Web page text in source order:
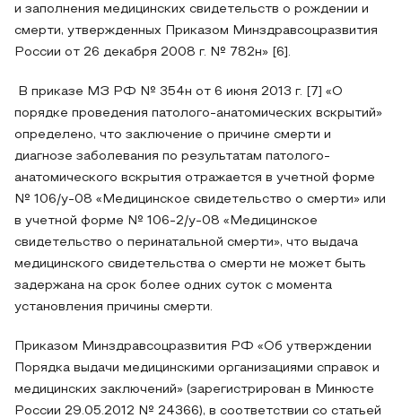
и заполнения медицинских свидетельств о рождении и
смерти, утвержденных Приказом Минздравсоцразвития
России от 26 декабря 2008 г. № 782н» [6].
В приказе МЗ РФ № 354н от 6 июня 2013 г. [7] «О
порядке проведения патолого-анатомических вскрытий»
определено, что заключение о причине смерти и
диагнозе заболевания по результатам патолого-
анатомического вскрытия отражается в учетной форме
№ 106/у-08 «Медицинское свидетельство о смерти» или
в учетной форме № 106-2/у-08 «Медицинское
свидетельство о перинатальной смерти», что выдача
медицинского свидетельства о смерти не может быть
задержана на срок более одних суток с момента
установления причины смерти.
Приказом Минздравсоцразвития РФ «Об утверждении
Порядка выдачи медицинскими организациями справок и
медицинских заключений» (зарегистрирован в Минюсте
России 29.05.2012 № 24366), в соответствии со статьей